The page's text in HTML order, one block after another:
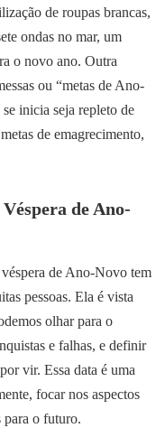
de roupas brancas,
ondas no mar, um
o novo ano. Outra
ou “metas de Ano-
inicia seja repleto de
de emagrecimento,
de Ano-
de Ano-Novo tem
pessoas. Ela é vista
olhar para o
e falhas, e definir
vir. Essa data é uma
focar nos aspectos
para o futuro.